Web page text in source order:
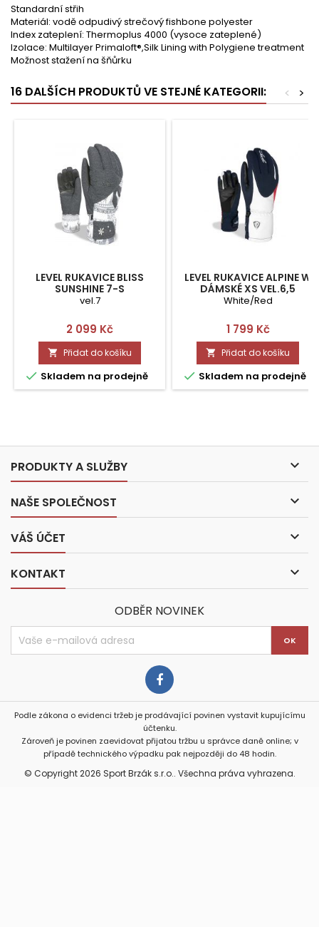
Standardní střih
Materiál: vodě odpudivý strečový fishbone polyester
Index zateplení: Thermoplus 4000 (vysoce zateplené)
Izolace: Multilayer Primaloft®,Silk Lining with Polygiene treatment
Možnost stažení na šňůrku
16 DALŠÍCH PRODUKTŮ VE STEJNÉ KATEGORII: >
<
LEVEL RUKAVICE BLISS
SUNSHINE 7-S
vel.7
Cena
2 099 Kč
 Přidat do košíku
 Skladem na prodejně
LEVEL RUKAVICE ALPINE W
DÁMSKÉ XS VEL.6,5
White/Red
Cena
1 799 Kč
 Přidat do košíku
 Skladem na prodejně
PRODUKTY A SLUŽBY 
NAŠE SPOLEČNOST 
VÁŠ ÚČET 
KONTAKT 
ODBĚR NOVINEK
Podle zákona o evidenci tržeb je prodávající povinen vystavit kupujícímu
účtenku.
Zároveň je povinen zaevidovat přijatou tržbu u správce daně online; v
případě technického výpadku pak nejpozději do 48 hodin.
© Copyright 2026 Sport Brzák s.r.o.. Všechna práva vyhrazena.